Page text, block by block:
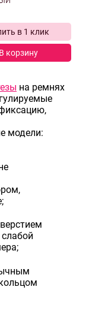
в 1 клик
В корзину
на ремнях
модели: